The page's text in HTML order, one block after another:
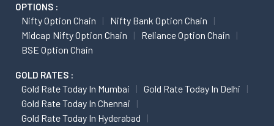
OPTIONS :
Nifty Option Chain
Nifty Bank Option Chain
Midcap Nifty Option Chain
Reliance Option Chain
BSE Option Chain
GOLD RATES :
Gold Rate Today In Mumbai
Gold Rate Today In Delhi
Gold Rate Today In Chennai
Gold Rate Today In Hyderabad